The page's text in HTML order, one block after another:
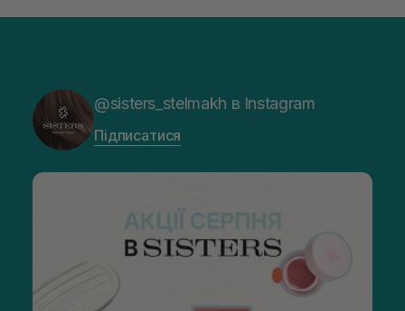
@sisters_stelmakh в Instagram
Підписатися